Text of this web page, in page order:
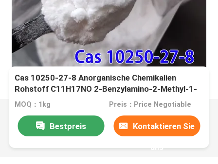
Cas 10250-27-8 Anorganische Chemikalien
Rohstoff C11H17NO 2-Benzylamino-2-Methyl-1-
Propanol
MOQ：1kg Preis：Price Negotiable
Bestpreis Kontaktieren Sie
uns